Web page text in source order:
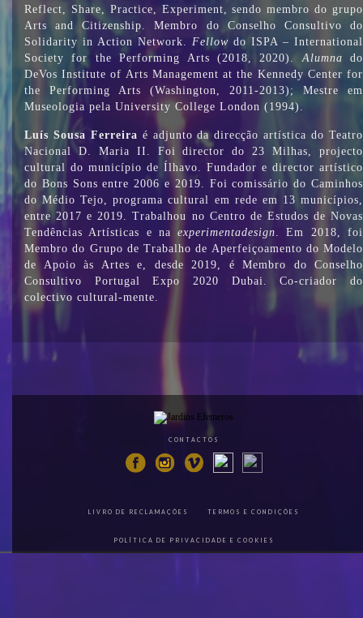
Reflect, Share, Practice, Experiment, sendo membro do grupo
Arts and Citizenship. Membro do Conselho Consultivo do
Solidarity in Action Network. Fellow do ISPA – International
Society for the Performing Arts (2018, 2020).Alumna do
DeVos Institute of Arts Management at the Kennedy Center for
the Performing Arts (Washington, 2011-2013); Mestre em
Museologia pela University College London (1994).
Luís Sousa Ferreira é adjunto da direcção artística do Teatro
Nacional D. Maria II. Foi director do 23 Milhas, projecto
cultural do município de Ílhavo. Fundador e director artístico
do Bons Sons entre 2006 e 2019. Foi comissário do Caminhos
do Médio Tejo, programa cultural em rede em 13 municípios,
entre 2017 e 2019. Trabalhou no Centro de Estudos de Novas
Tendências Artísticas e naexperimentadesign. Em 2018, foi
Membro do Grupo de Trabalho de Aperfeiçoamento do Modelo
de Apoio às Artes e, desde 2019, é Membro do Conselho
Consultivo Portugal Expo 2020 Dubai. Co-criador do
colectivo cultural-mente.
CONTACTOS
LIVRO DE RECLAMAÇÕES TERMOS E CONDIÇÕES
POLÍTICA DE PRIVACIDADE E COOKIES